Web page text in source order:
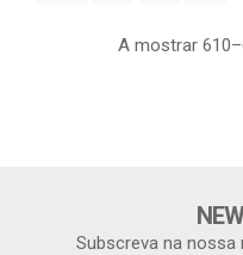
A mostrar
Subscreva na nossa